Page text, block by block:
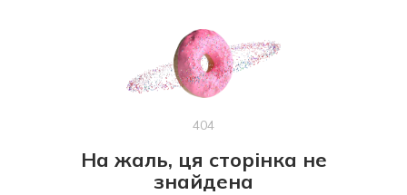
404
На жаль, ця сторінка не
знайдена